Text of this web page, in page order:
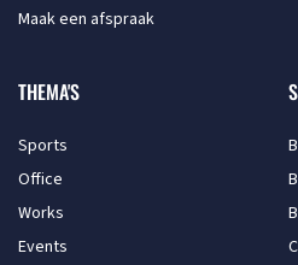
Maak een afspraak
THEMA'S
Sports
Office
Works
Events